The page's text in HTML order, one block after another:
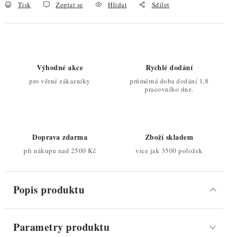
Tisk Zeptat se Hlídat Sdílet
Výhodné akce
pro věrné zákazníky
Rychlé dodání
průměrná doba dodání 1,8
pracovního dne.
Doprava zdarma
při nákupu nad 2500 Kč
Zboží skladem
více jak 3500 položek
Popis produktu
Parametry produktu